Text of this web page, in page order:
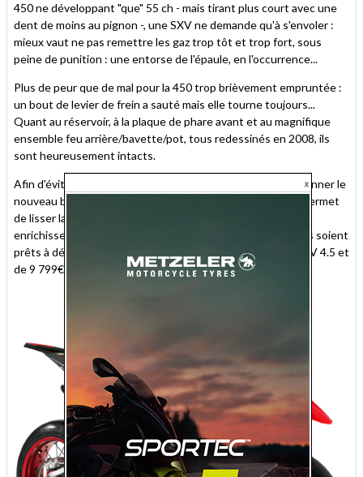
450 ne développant "que" 55 ch - mais tirant plus court avec une
dent de moins au pignon -, une SXV ne demande qu'à s'envoler :
mieux vaut ne pas remettre les gaz trop tôt et trop fort, sous
peine de punition : une entorse de l'épaule, en l'occurrence...
Plus de peur que de mal pour la 450 trop brièvement empruntée :
un bout de levier de frein a sauté mais elle tourne toujours...
Quant au réservoir, à la plaque de phare avant et au magnifique
ensemble feu arrière/bavette/pot, tous redessinés en 2008, ils
sont heureusement intacts.
Afin d'éviter ce genre d'incident, les novices pourront actionner le
nouveau bouton situé sur la partie gauche du guidon, qui permet
de lisser la courbe de puissance du bicylindre via un
enrichissement de la carburation. A condition bien sûr qu'ils soient
prêts à débourser la coquette somme de 9 499€ pour la SXV 4.5 et
de 9 799€ pour la 5.5...